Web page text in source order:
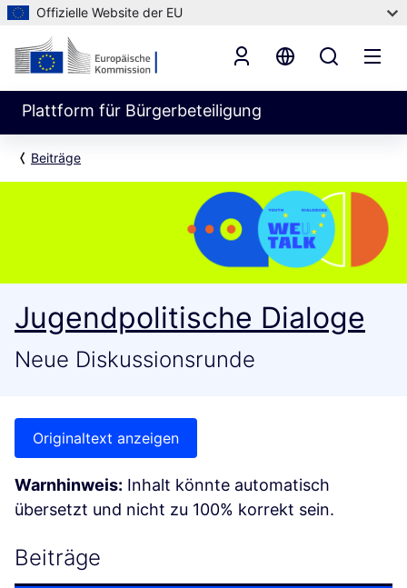
Offizielle Website der EU
Plattform für Bürgerbeteiligung
Beiträge
Jugendpolitische Dialoge
Neue Diskussionsrunde
Originaltext anzeigen
Warnhinweis: Inhalt könnte automatisch
übersetzt und nicht zu 100% korrekt sein.
Beiträge